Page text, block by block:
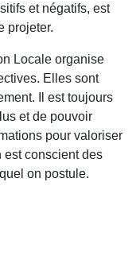
et négatifs, est
projeter.
Locale organise
Elles sont
Il est toujours
et de pouvoir
pour valoriser
est conscient des
on postule.